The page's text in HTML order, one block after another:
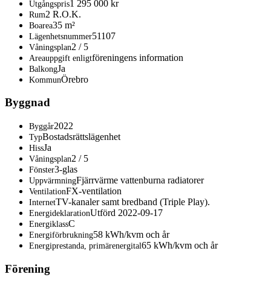
Utgångspris1 295 000 kr
Rum2 R.O.K.
Boarea35 m²
Lägenhetsnummer51107
Våningsplan2 / 5
Areauppgift enligtföreningens information
BalkongJa
KommunÖrebro
Byggnad
Byggår2022
TypBostadsrättslägenhet
HissJa
Våningsplan2 / 5
Fönster3-glas
UppvärmningFjärrvärme vattenburna radiatorer
VentilationFX-ventilation
InternetTV-kanaler samt bredband (Triple Play).
EnergideklarationUtförd 2022-09-17
EnergiklassC
Energiförbrukning58 kWh/kvm och år
Energiprestanda, primärenergital65 kWh/kvm och år
Förening